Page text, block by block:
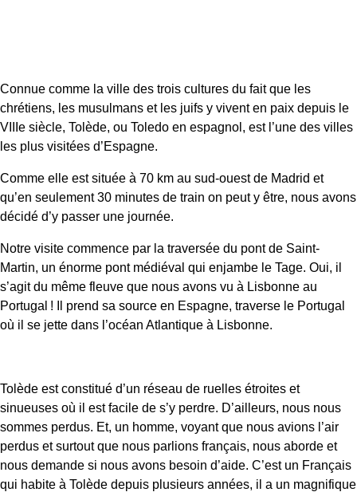
Connue comme la ville des trois cultures du fait que les
chrétiens, les musulmans et les juifs y vivent en paix depuis le
VIIIe siècle, Tolède, ou Toledo en espagnol, est l’une des villes
les plus visitées d’Espagne.
Comme elle est située à 70 km au sud-ouest de Madrid et
qu’en seulement 30 minutes de train on peut y être, nous avons
décidé d’y passer une journée.
Notre visite commence par la traversée du pont de Saint-
Martin, un énorme pont médiéval qui enjambe le Tage. Oui, il
s’agit du même fleuve que nous avons vu à Lisbonne au
Portugal ! Il prend sa source en Espagne, traverse le Portugal
où il se jette dans l’océan Atlantique à Lisbonne.
Tolède est constitué d’un réseau de ruelles étroites et
sinueuses où il est facile de s’y perdre. D’ailleurs, nous nous
sommes perdus. Et, un homme, voyant que nous avions l’air
perdus et surtout que nous parlions français, nous aborde et
nous demande si nous avons besoin d’aide. C’est un Français
qui habite à Tolède depuis plusieurs années, il a un magnifique